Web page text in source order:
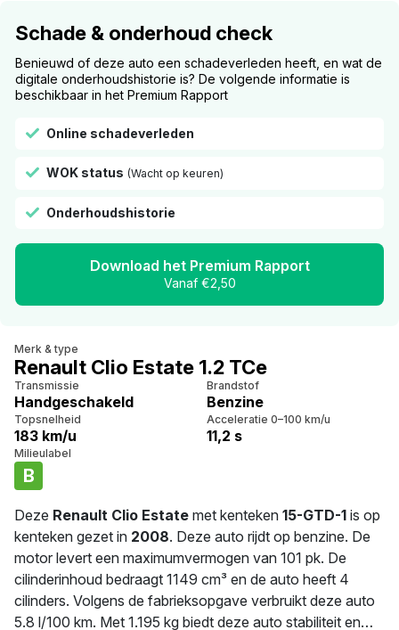
Schade & onderhoud check
Benieuwd of deze auto een schadeverleden heeft, en wat de
digitale onderhoudshistorie is? De volgende informatie is
beschikbaar in het Premium Rapport
Online schadeverleden
WOK status (Wacht op keuren)
Onderhoudshistorie
Download het Premium Rapport
Vanaf €2,50
Merk & type
Renault Clio Estate 1.2 TCe
Transmissie
Handgeschakeld
Brandstof
Benzine
Topsnelheid
183 km/u
Acceleratie 0–100 km/u
11,2 s
Milieulabel
B
Deze Renault Clio Estate met kenteken 15-GTD-1 is op
kenteken gezet in 2008. Deze auto rijdt op benzine. De
motor levert een maximumvermogen van 101 pk. De
cilinderinhoud bedraagt 1149 cm³ en de auto heeft 4
cilinders. Volgens de fabrieksopgave verbruikt deze auto
5.8 l/100 km. Met 1.195 kg biedt deze auto stabiliteit en